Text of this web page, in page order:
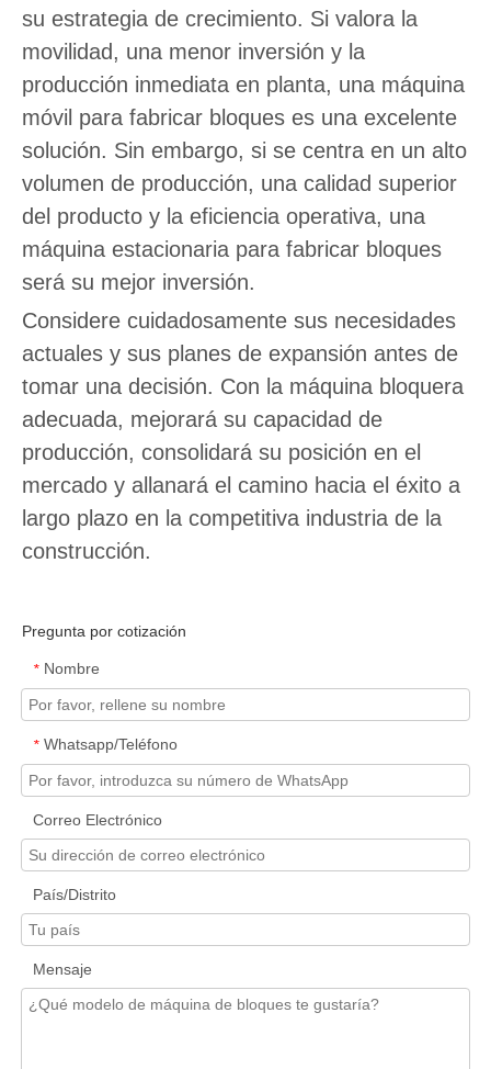
su estrategia de crecimiento. Si valora la
movilidad, una menor inversión y la
producción inmediata en planta, una máquina
móvil para fabricar bloques es una excelente
solución. Sin embargo, si se centra en un alto
volumen de producción, una calidad superior
del producto y la eficiencia operativa, una
máquina estacionaria para fabricar bloques
será su mejor inversión.
Considere cuidadosamente sus necesidades
actuales y sus planes de expansión antes de
tomar una decisión. Con la máquina bloquera
adecuada, mejorará su capacidad de
producción, consolidará su posición en el
mercado y allanará el camino hacia el éxito a
largo plazo en la competitiva industria de la
construcción.
Pregunta por cotización
* Nombre
* Whatsapp/Teléfono
Correo Electrónico
País/Distrito
Mensaje